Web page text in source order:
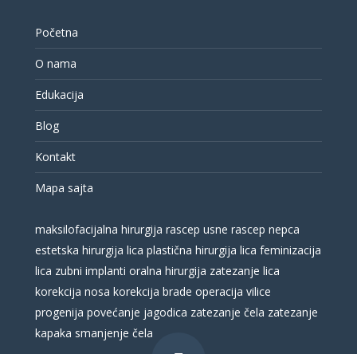
Početna
O nama
Edukacija
Blog
Kontakt
Mapa sajta
maksilofacijalna hirurgija rascep usne rascep nepca
estetska hirurgija lica plastična hirurgija lica feminizacija
lica zubni implanti oralna hirurgija zatezanje lica
korekcija nosa korekcija brade operacija vilice
progenija povećanje jagodica zatezanje čela zatezanje
kapaka smanjenje čela